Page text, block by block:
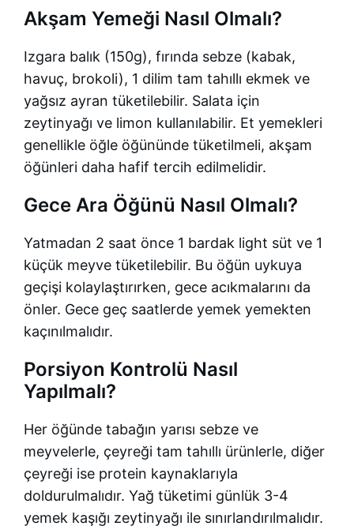
Akşam Yemeği Nasıl Olmalı?
Izgara balık (150g), fırında sebze (kabak,
havuç, brokoli), 1 dilim tam tahıllı ekmek ve
yağsız ayran tüketilebilir. Salata için
zeytinyağı ve limon kullanılabilir. Et yemekleri
genellikle öğle öğününde tüketilmeli, akşam
öğünleri daha hafif tercih edilmelidir.
Gece Ara Öğünü Nasıl Olmalı?
Yatmadan 2 saat önce 1 bardak light süt ve 1
küçük meyve tüketilebilir. Bu öğün uykuya
geçişi kolaylaştırırken, gece acıkmalarını da
önler. Gece geç saatlerde yemek yemekten
kaçınılmalıdır.
Porsiyon Kontrolü Nasıl
Yapılmalı?
Her öğünde tabağın yarısı sebze ve
meyvelerle, çeyreği tam tahıllı ürünlerle, diğer
çeyreği ise protein kaynaklarıyla
doldurulmalıdır. Yağ tüketimi günlük 3-4
yemek kaşığı zeytinyağı ile sınırlandırılmalıdır.